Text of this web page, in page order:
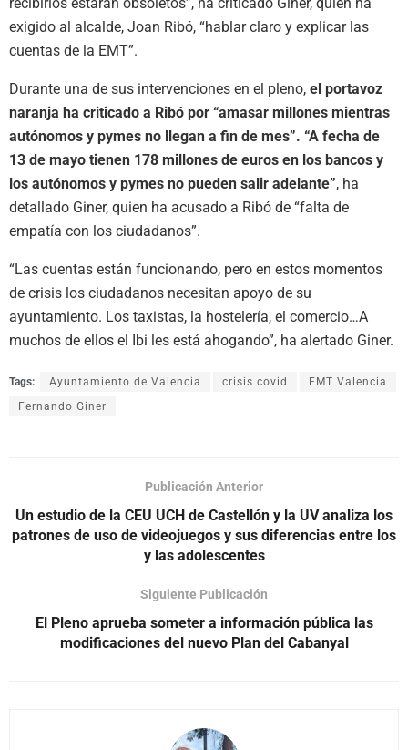
exigido al alcalde, Joan Ribó, “hablar claro y explicar las
cuentas de la EMT”.
Durante una de sus intervenciones en el pleno, el portavoz
naranja ha criticado a Ribó por “amasar millones mientras
autónomos y pymes no llegan a fin de mes”. “A fecha de
13 de mayo tienen 178 millones de euros en los bancos y
los autónomos y pymes no pueden salir adelante”, ha
detallado Giner, quien ha acusado a Ribó de “falta de
empatía con los ciudadanos”.
“Las cuentas están funcionando, pero en estos momentos
de crisis los ciudadanos necesitan apoyo de su
ayuntamiento. Los taxistas, la hostelería, el comercio…A
muchos de ellos el Ibi les está ahogando”, ha alertado Giner.
Tags: Ayuntamiento de Valencia crisis covid
EMT Valencia
Fernando Giner
Publicación Anterior
Un estudio de la CEU UCH de Castellón y la UV analiza los
patrones de uso de videojuegos y sus diferencias entre los
y las adolescentes
Siguiente Publicación
El Pleno aprueba someter a información pública las
modificaciones del nuevo Plan del Cabanyal